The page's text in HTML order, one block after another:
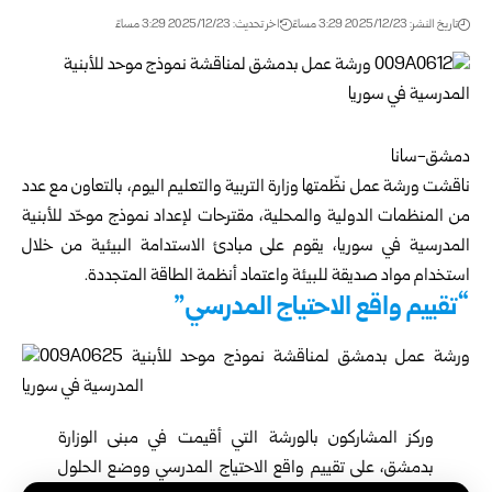
تاريخ النشر: 2025/12/23 3:29 مساءً اخر تحديث: 2025/12/23 3:29 مساءً
دمشق-سانا
ناقشت ورشة عمل نظّمتها وزارة التربية والتعليماليوم، بالتعاون مع عدد
من المنظمات الدولية والمحلية، مقترحات لإعداد نموذج موحّد للأبنية
المدرسية في سوريا، يقوم على مبادئ الاستدامة البيئية من خلال
استخدام مواد صديقة للبيئة واعتماد أنظمة الطاقة المتجددة.
“تقييم واقع الاحتياج المدرسي”
وركز المشاركون بالورشة التي أقيمت في مبنى الوزارة
بدمشق، على تقييم واقع الاحتياج المدرسي ووضع الحلول